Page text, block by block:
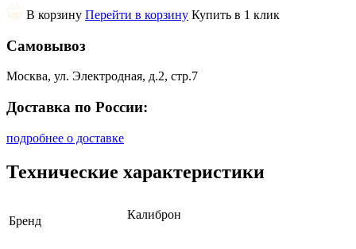
В корзину Перейти в корзину Купить в 1 клик
Самовывоз
Москва, ул. Электродная, д.2, стр.7
Доставка по России:
подробнее о доставке
Технические характеристики
Бренд Калиброн